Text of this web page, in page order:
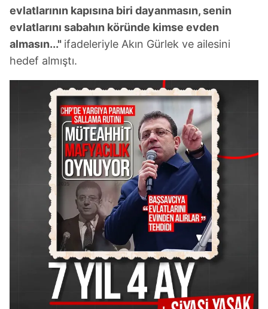
evlatlarının kapısına biri dayanmasın, senin
evlatlarını sabahın köründe kimse evden
almasın..." ifadeleriyle Akın Gürlek ve ailesini
hedef almıştı.